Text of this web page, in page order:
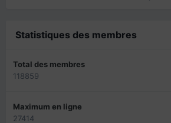
Statistiques des membres
Total des membres
118859
Maximum en ligne
27414